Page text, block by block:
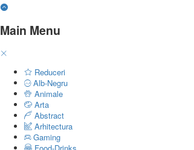
Main Menu
Reduceri
Alb-Negru
Animale
Arta
Abstract
Arhitectura
Gaming